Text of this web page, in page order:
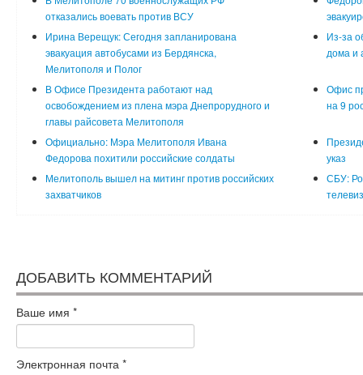
отказались воевать против ВСУ
Ирина Верещук: Сегодня запланирована
эвакуация автобусами из Бердянска,
Мелитополя и Полог
Из-за
дома и
В Офисе Президента работают над
освобождением из плена мэра Днепрорудного и
главы райсовета Мелитополя
Офис
на 9
Официально: Мэра Мелитополя Ивана
Федорова похитили российские солдаты
указ
Мелитополь вышел на митинг против российских
захватчиков
СБУ:
ДОБАВИТЬ КОММЕНТАРИЙ
Ваше имя *
Электронная почта *